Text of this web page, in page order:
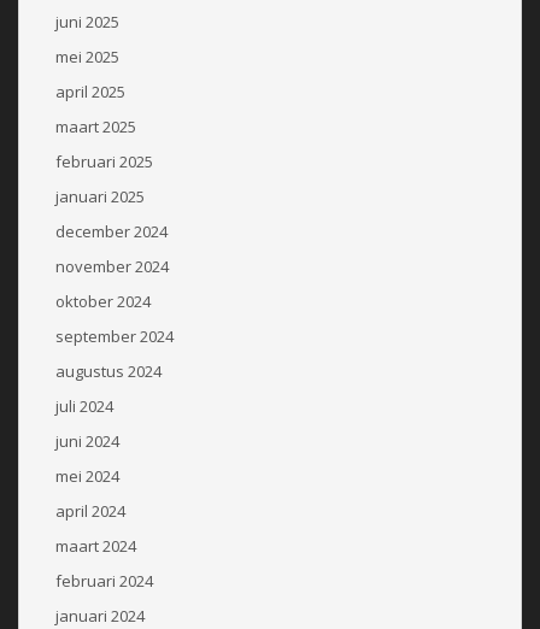
juni 2025
mei 2025
april 2025
maart 2025
februari 2025
januari 2025
december 2024
november 2024
oktober 2024
september 2024
augustus 2024
juli 2024
juni 2024
mei 2024
april 2024
maart 2024
februari 2024
januari 2024